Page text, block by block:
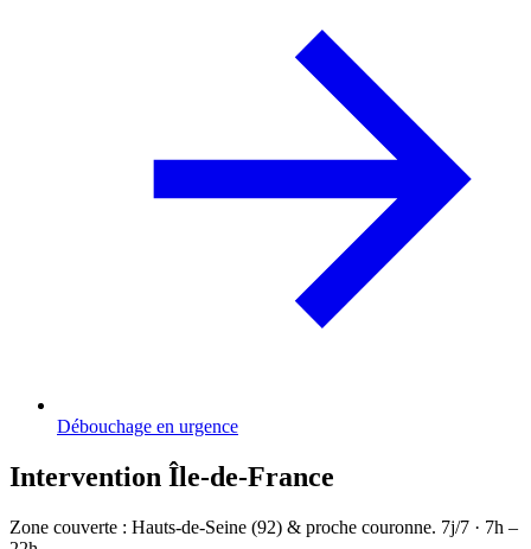
Débouchage en urgence
Intervention Île-de-France
Zone couverte : Hauts-de-Seine (92) & proche couronne. 7j/7 · 7h –